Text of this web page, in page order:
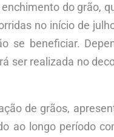
do grão,
no início de
se beneficiar.
ser realizada no
de grãos,
ao longo período